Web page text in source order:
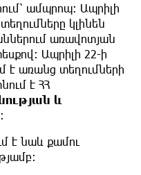
ամպրոպ։ Ապրիլի
կլինեն
առավոտյան
Ապրիլի 22-ի
է առանց տեղումների
է ՀՀ
և
է նաև քամու